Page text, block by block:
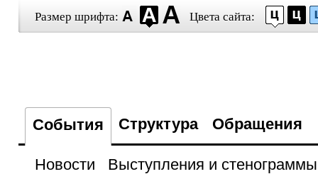
Размер шрифта: Цвета сайта:
События Структура Обращения
Новости
Выступления и стенограммы